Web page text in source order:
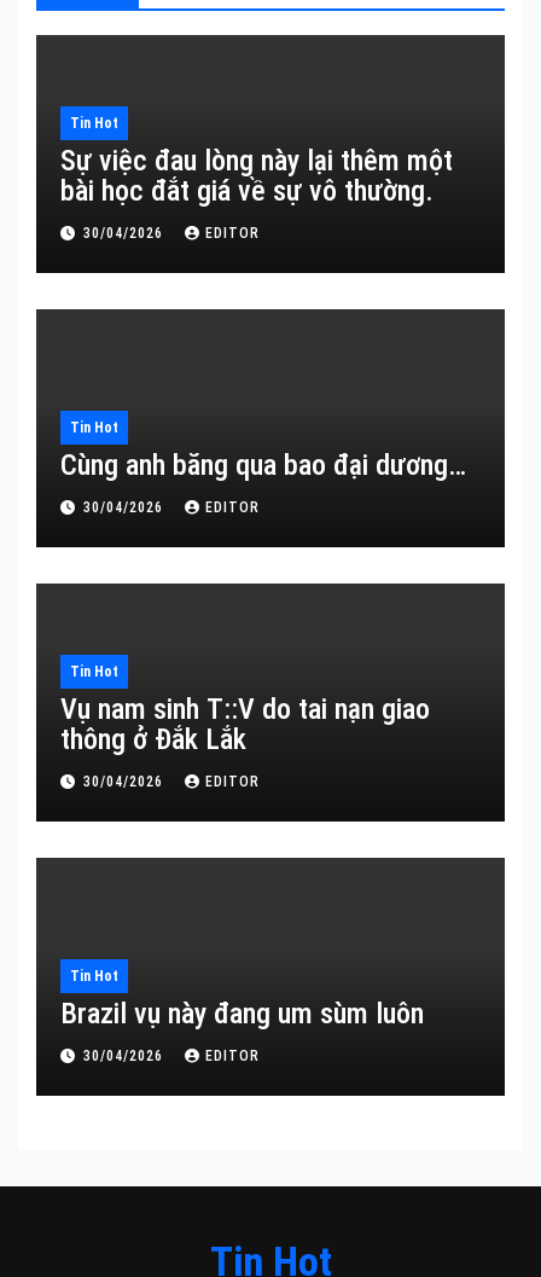
Tin Hot
Sự việc đau lòng này lại thêm một
bài học đắt giá về sự vô thường.
30/04/2026 EDITOR
Tin Hot
Cùng anh băng qua bao đại dương…
30/04/2026 EDITOR
Tin Hot
Vụ nam sinh T::V do tai nạn giao
thông ở Đắk Lắk
30/04/2026 EDITOR
Tin Hot
Brazil vụ này đang um sùm luôn
30/04/2026 EDITOR
Tin Hot